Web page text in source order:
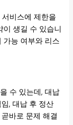
비스에 제한을
생길 수 있습니
가능 여부와 리스
수 있는데, 대납
, 대납 후 정산
바로 문제 해결